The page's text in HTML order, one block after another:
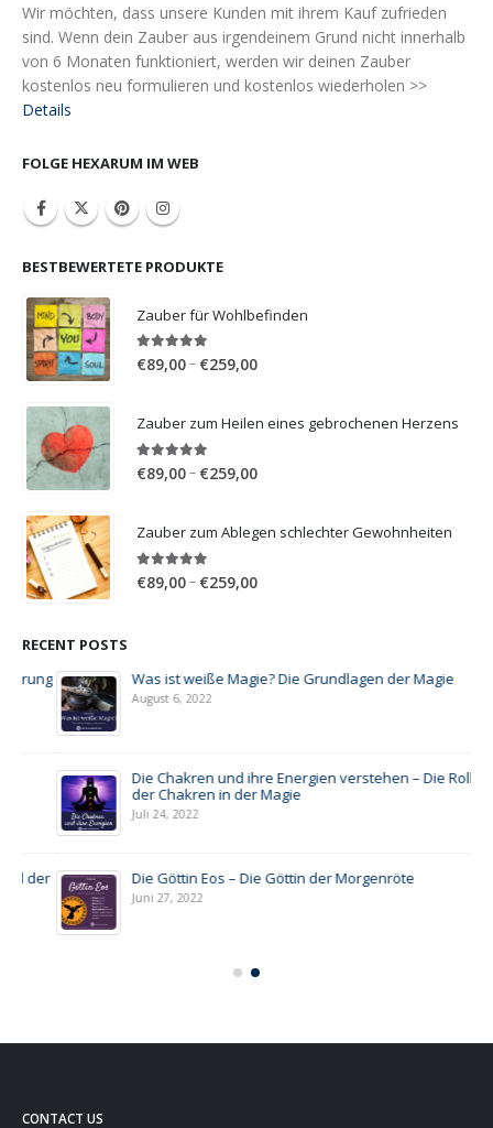
Wir möchten, dass unsere Kunden mit ihrem Kauf zufrieden
sind. Wenn dein Zauber aus irgendeinem Grund nicht innerhalb
von 6 Monaten funktioniert, werden wir deinen Zauber
kostenlos neu formulieren und kostenlos wiederholen >>
Details
FOLGE HEXARUM IM WEB
BESTBEWERTETE PRODUKTE
Zauber für Wohlbefinden
5.00out of 5
€89,00– €259,00Price
through
Zauber zum Heilen eines gebrochenen Herzens
5.00out of 5
€89,00– €259,00Price
through
Zauber zum Ablegen schlechter Gewohnheiten
5.00out of 5
€89,00– €259,00Price
RECENT POSTS
Was ist weiße Magie? Die Grundlagen der Magie
August 6, 2022
Die Chakren und ihre Energien verstehen – Die Rolle
der Chakren in der Magie
Juli 24, 2022
Die Göttin Eos – Die Göttin der Morgenröte
Juni 27, 2022
CONTACT US